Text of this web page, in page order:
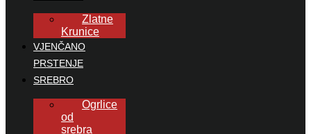
Zlatne
Krunice
VJENČANO
PRSTENJE
SREBRO
Ogrlice
od
srebra